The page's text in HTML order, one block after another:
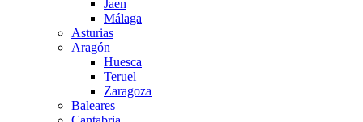
Jaen
Málaga
Asturias
Aragón
Huesca
Teruel
Zaragoza
Baleares